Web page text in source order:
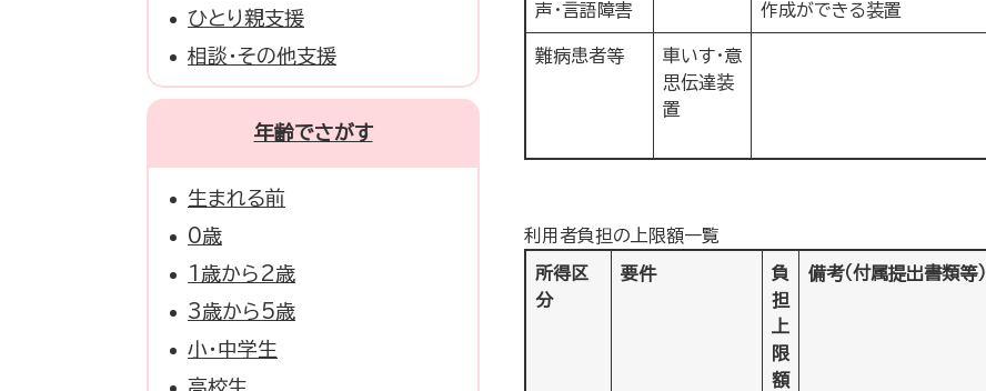
声・言語障害
作成ができる装置
難病患者等
車いす・意
思伝達装
置
利用者負担の上限額一覧
所得区
分
要件
負
担
上
限
額
備考（付属提出書類等）
ひとり親支援
相談・その他支援
年齢でさがす
生まれる前
0歳
1歳から2歳
3歳から5歳
小・中学生
高校生